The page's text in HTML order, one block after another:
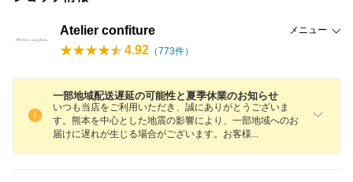
Atelier confiture メニュー
4.92 （773件）
一部地域配送遅延の可能性と夏季休業のお知らせ
いつも当店をご利用いただき、誠にありがとうございま
す。熊本を中心とした地震の影響により、一部地域へのお
届けに遅れが生じる場合がございます。お客様